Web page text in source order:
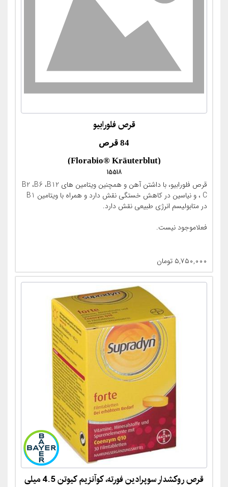
قرص فلورابیو
84 قرص
(Florabio® Kräuterblut)
15518
قرص فلورابیو، با داشتن آهن و همچنین ویتامین های B2 ،B6 ،B12
، C و نیاسین در کاهش خستگی نقش دارد و همراه با ویتامین B1
در متابولیسم انرژی طبیعی نقش دارد.
فعلاموجود نیست.
۵,۷۵۰,۰۰۰ تومان
قرص روکشدار سوپرادین فورته، کوآنزیم کیوتن 4.5 میلی